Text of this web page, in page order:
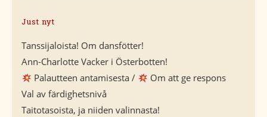
Just nyt
Tanssijaloista! Om dansfötter!
Ann-Charlotte Vacker i Österbotten!
Palautteen antamisesta /
Om att ge respons
Val av färdighetsnivå
Taitotasoista, ja niiden valinnasta!